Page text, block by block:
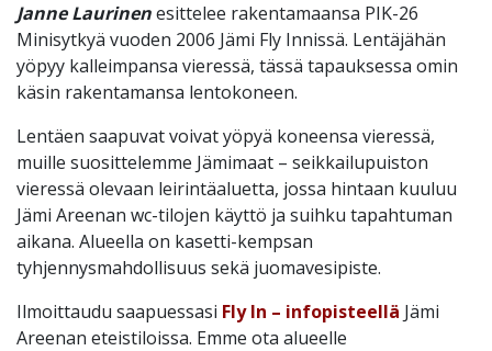
Janne Laurinenesittelee rakentamaansa PIK-26
Minisytkyä vuoden 2006 Jämi Fly Innissä. Lentäjähän
yöpyy kalleimpansa vieressä, tässä tapauksessa omin
käsin rakentamansa lentokoneen.
Lentäen saapuvat voivat yöpyä koneensa vieressä,
muille suosittelemme Jämimaat – seikkailupuiston
vieressä olevaan leirintäaluetta, jossa hintaan kuuluu
Jämi Areenan wc-tilojen käyttö ja suihku tapahtuman
aikana. Alueella on kasetti-kempsan
tyhjennysmahdollisuus sekä juomavesipiste.
Ilmoittaudu saapuessasi Fly In – infopisteellä Jämi
Areenan eteistiloissa. Emme ota alueelle